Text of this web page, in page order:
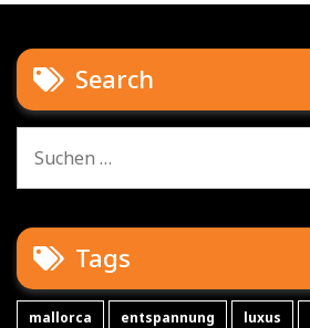
Search
nach:
Tags
mallorca entspannung luxus